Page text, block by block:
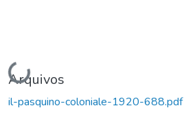
Carregando...
Arquivos
il-pasquino-coloniale-1920-688.pdf